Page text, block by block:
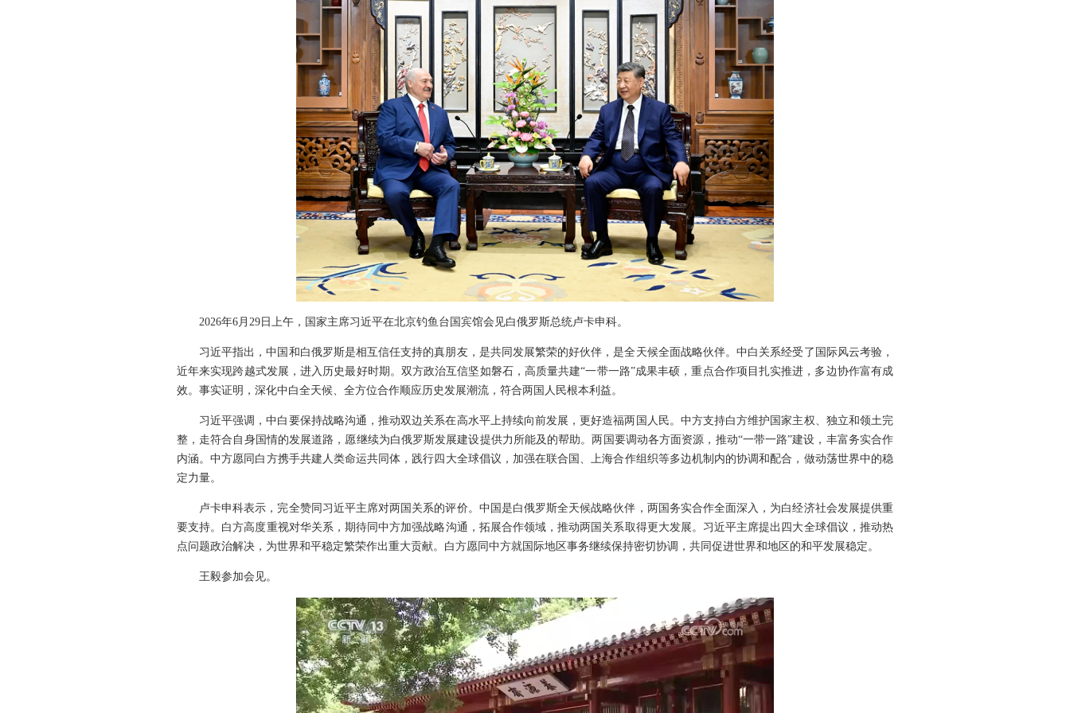
2026年6月29日上午，国家主席习近平在北京钓鱼台国宾馆会见白俄罗斯总统卢卡申科。
习近平指出，中国和白俄罗斯是相互信任支持的真朋友，是共同发展繁荣的好伙伴，是全天候全面战略伙伴。中白关系经受了国际风云考验，
近年来实现跨越式发展，进入历史最好时期。双方政治互信坚如磐石，高质量共建“一带一路”成果丰硕，重点合作项目扎实推进，多边协作富有成
效。事实证明，深化中白全天候、全方位合作顺应历史发展潮流，符合两国人民根本利益。
习近平强调，中白要保持战略沟通，推动双边关系在高水平上持续向前发展，更好造福两国人民。中方支持白方维护国家主权、独立和领土完
整，走符合自身国情的发展道路，愿继续为白俄罗斯发展建设提供力所能及的帮助。两国要调动各方面资源，推动“一带一路”建设，丰富务实合作
内涵。中方愿同白方携手共建人类命运共同体，践行四大全球倡议，加强在联合国、上海合作组织等多边机制内的协调和配合，做动荡世界中的稳
定力量。
卢卡申科表示，完全赞同习近平主席对两国关系的评价。中国是白俄罗斯全天候战略伙伴，两国务实合作全面深入，为白经济社会发展提供重
要支持。白方高度重视对华关系，期待同中方加强战略沟通，拓展合作领域，推动两国关系取得更大发展。习近平主席提出四大全球倡议，推动热
点问题政治解决，为世界和平稳定繁荣作出重大贡献。白方愿同中方就国际地区事务继续保持密切协调，共同促进世界和地区的和平发展稳定。
王毅参加会见。